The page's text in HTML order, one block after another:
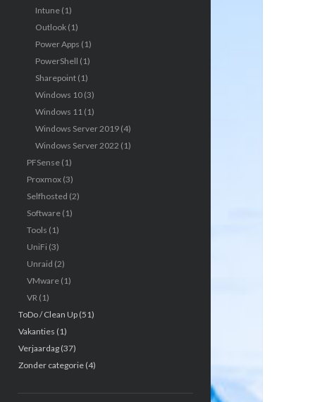
Intune(1)
Outlook(1)
Power Apps (1)
PowerShell (1)
Sharepoint(1)
Windows 10(3)
Windows 11(1)
Windows Server 2019(4)
Windows Server 2022 (1)
PFSense(1)
Proxmox(3)
Selfhosted (2)
Software(1)
Tools (1)
UniFi (3)
Unraid (2)
VMware(1)
VR(1)
ToDo / Clean Up(51)
Vakanties (1)
Verjaardag(37)
Zonder categorie(4)